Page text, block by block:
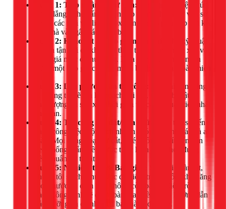
Bước 1: Tiếp nhận & Tư vấn:
Khi bạn liên hệ, chúng
tôi sẽ lắng nghe vấn đề bạn gặp phải. Thợ sẽ tư vấn sơ
bộ về các loại vật liệu (inox, tôn, nhựa) phù hợp với kết
cấu nhà và ngân sách của bạn.
Bước 2: Khảo sát & Báo giá miễn phí:
Thợ kỹ thuật
sẽ đến tận nơi để khảo sát thực tế, đo đạc chính xác và
đánh giá mức độ hư hỏng. Dựa trên đó, bạn sẽ nhận
được một báo giá chi tiết, minh bạch và hoàn toàn miễn
Bước 3: Lên phương án thi công:
Sau khi bạn đồng
ý, chúng tôi sẽ lên kế hoạch chi tiết, chuẩn bị vật tư
chất lượng và sắp xếp thời gian thi công thuận tiện nhất
cho bạn.
Bước 4: Thi công lắp đặt/Sửa chữa:
Đội thợ sẽ tiến
hành công việc một cách nhanh chóng, chính xác và an
toàn. Mọi công đoạn từ cắt, ghép nối, bắt vít đến dán
keo chống thấm đều được thực hiện tỉ mỉ theo đúng
tiêu chuẩn kỹ thuật.
Bước 5: Nghiệm thu & Bàn giao:
Sau khi hoàn tất,
chúng tôi sẽ cho thử nước để kiểm tra độ dốc, khả năng
thoát nước và đảm bảo không còn bất kỳ điểm rò rỉ
nào. Công trình sẽ được bàn giao kèm theo hướng dẫn
bảo dưỡng và chính sách bảo hành dài hạn.